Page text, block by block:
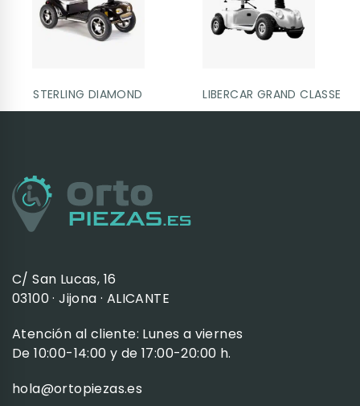
STERLING DIAMOND LIBERCAR GRAND CLASSE
C/ San Lucas, 16
03100 · Jijona · ALICANTE
Atención al cliente: Lunes a viernes
De 10:00-14:00 y de 17:00-20:00 h.
hola@ortopiezas.es